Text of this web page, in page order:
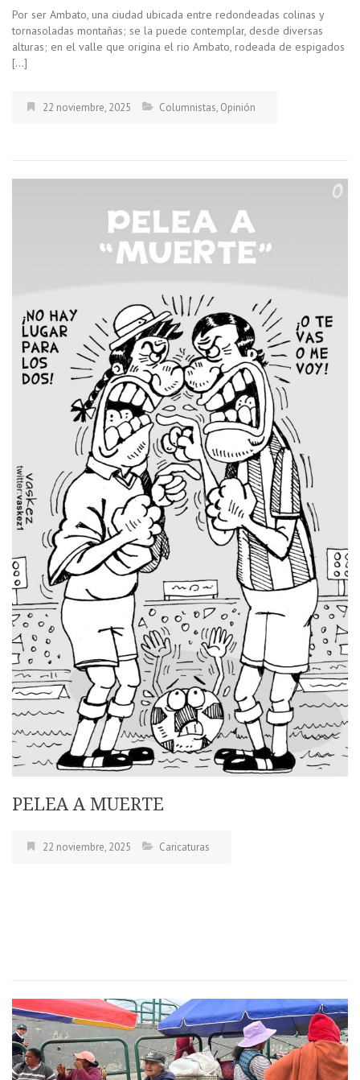
Por ser Ambato, una ciudad ubicada entre redondeadas colinas y
tornasoladas montañas; se la puede contemplar, desde diversas
alturas; en el valle que origina el rio Ambato, rodeada de espigados
[…]
22 noviembre, 2025 Columnistas, Opinión
PELEA A MUERTE
22 noviembre, 2025 Caricaturas